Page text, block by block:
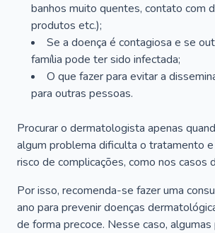
banhos muito quentes, contato com
produtos etc.);
Se a doença é contagiosa e se
família pode ter sido infectada;
O que fazer para evitar a
para outras pessoas.
Procurar o dermatologista apenas
algum problema dificulta o tratamento
risco de complicações, como nos casos
Por isso, recomenda-se fazer uma
ano para prevenir doenças
de forma precoce. Nesse caso,